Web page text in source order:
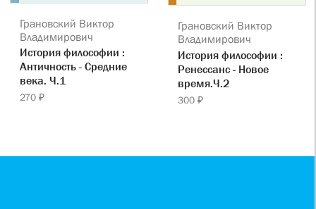
Грановский Виктор
Владимирович
История философии :
Античность - Средние
века. Ч.1
270 ₽
Грановский Виктор
Владимирович
История философии :
Ренессанс - Новое
время.Ч.2
300 ₽